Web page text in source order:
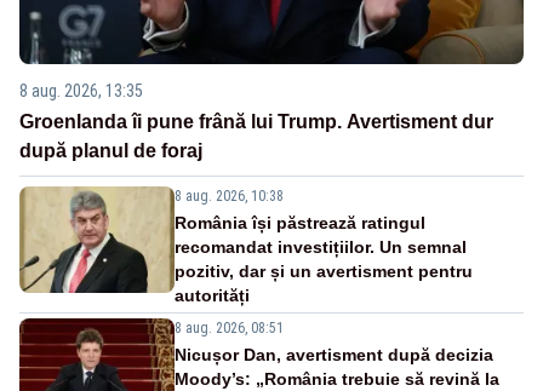
8 aug. 2026, 13:35
Groenlanda îi pune frână lui Trump. Avertisment dur
după planul de foraj
8 aug. 2026, 10:38
România își păstrează ratingul
recomandat investițiilor. Un semnal
pozitiv, dar și un avertisment pentru
autorități
8 aug. 2026, 08:51
Nicușor Dan, avertisment după decizia
Moody’s: „România trebuie să revină la